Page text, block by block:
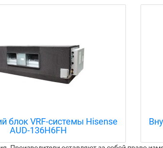
блок VRF-системы Hisense
AVE-05HJFDL